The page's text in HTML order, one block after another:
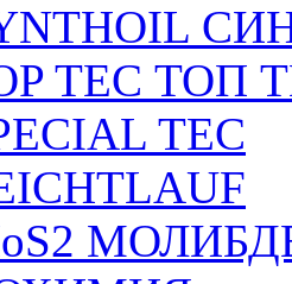
TEC ТОП
TEC